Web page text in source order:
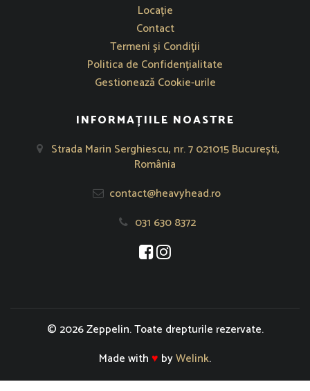
Se deschide într-o fereastră nouă
Locație
Contact
Termeni și Condiţii
Politica de Confidențialitate
Gestionează Cookie-urile
INFORMAȚIILE NOASTRE
Strada Marin Serghiescu, nr. 7 021015 București,
România
contact@heavyhead.ro
031 630 8372
Se deschide într-o fereastră nouă
Se deschide într-o fereastră
© 2026 Zeppelin. Toate drepturile rezervate.
Made with♥ byWelink.